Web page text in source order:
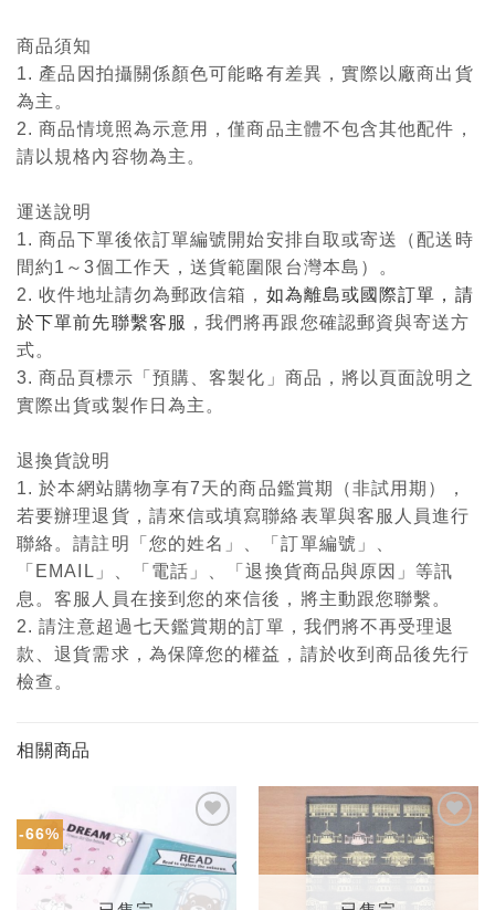
商品須知
1. 產品因拍攝關係顏色可能略有差異，實際以廠商出貨
為主。
2. 商品情境照為示意用，僅商品主體不包含其他配件，
請以規格內容物為主。
運送說明
1. 商品下單後依訂單編號開始安排自取或寄送（配送時
間約1～3個工作天，送貨範圍限台灣本島）。
2. 收件地址請勿為郵政信箱， 如為離島或國際訂單，請
於下單前先聯繫客服 ，我們將再跟您確認郵資與寄送方
式。
3. 商品頁標示「預購、客製化」商品，將以頁面說明之
實際出貨或製作日為主。
退換貨說明
1. 於本網站購物享有7天的商品鑑賞期（非試用期），
若要辦理退貨，請來信或填寫聯絡表單與客服人員進行
聯絡。請註明「您的姓名」、「訂單編號」、
「EMAIL」、「電話」、「退換貨商品與原因」等訊
息。客服人員在接到您的來信後，將主動跟您聯繫。
2. 請注意超過七天鑑賞期的訂單，我們將不再受理退
款、退貨需求，為保障您的權益，請於收到商品後先行
檢查。
相關商品
-66%
加入
「願
望輕
望輕